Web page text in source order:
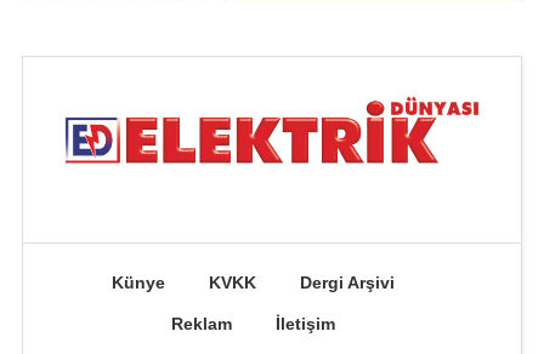
Künye KVKK Dergi Arşivi
Reklam İletişim